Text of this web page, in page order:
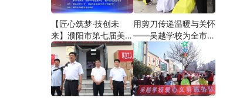
【匠心筑梦·技创未
来】濮阳市第七届美发
美容行业技能大赛在市
工人文化宫隆重举行
用剪刀传递温暖与关怀
——吴越学校为全市户
外劳动者爱心义剪